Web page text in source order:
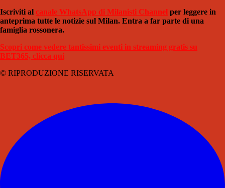
Iscriviti al canale WhatsApp di Milanisti Channel per leggere in
anteprima tutte le notizie sul Milan. Entra a far parte di una
famiglia rossonera.
Scopri come vedere tantissimi eventi in streaming gratis su
BET365, clicca qui
© RIPRODUZIONE RISERVATA